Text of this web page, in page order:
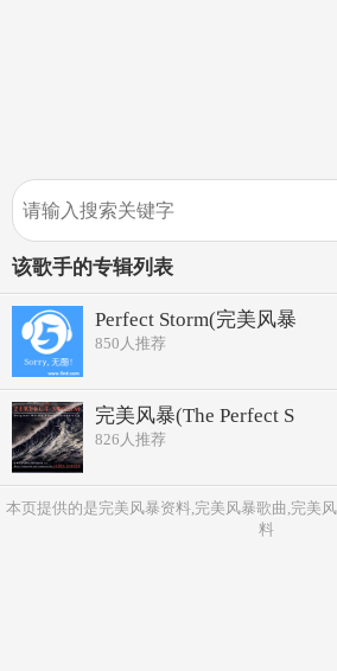
该歌手的专辑列表
Perfect Storm(完美风暴
850 人推荐
完美风暴(The Perfect S
826 人推荐
本页提供的是完美风暴资料,完美风暴歌曲,完美
料